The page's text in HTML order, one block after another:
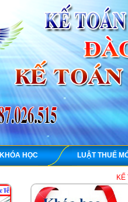
KHÓA HỌC LUẬT THUẾ